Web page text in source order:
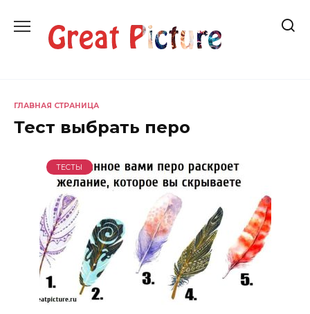
содержанию
ГЛАВНАЯ СТРАНИЦА
Тест выбрать перо
ТЕСТЫ